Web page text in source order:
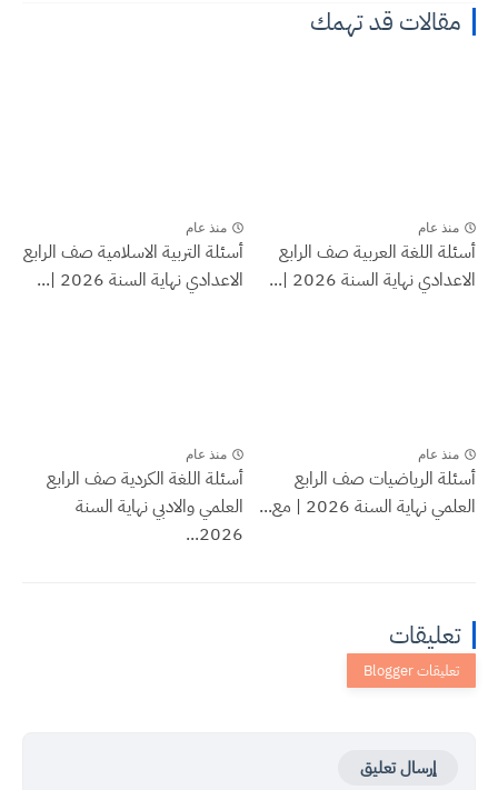
مقالات قد تهمك
منذ عام
أسئلة اللغة العربية صف الرابع
الاعدادي نهاية السنة 2026 |...
منذ عام
أسئلة التربية الاسلامية صف الرابع
الاعدادي نهاية السنة 2026 |...
منذ عام
أسئلة الرياضيات صف الرابع
العلمي نهاية السنة 2026 | مع...
منذ عام
أسئلة اللغة الكردية صف الرابع
العلمي والادبي نهاية السنة
2026...
تعليقات
إرسال تعليق